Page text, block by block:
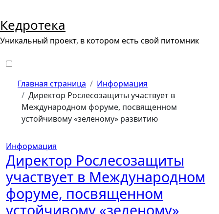
содержанию
Кедротека
Уникальный проект, в котором есть свой питомник
Главная страница
Информация
Директор Рослесозащиты участвует в
Международном форуме, посвященном
устойчивому «зеленому» развитию
Информация
Директор Рослесозащиты
участвует в Международном
форуме, посвященном
устойчивому «зеленому»